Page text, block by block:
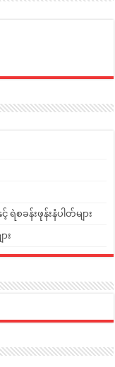
ခန်းဖုန်းနံပါတ်များ
း